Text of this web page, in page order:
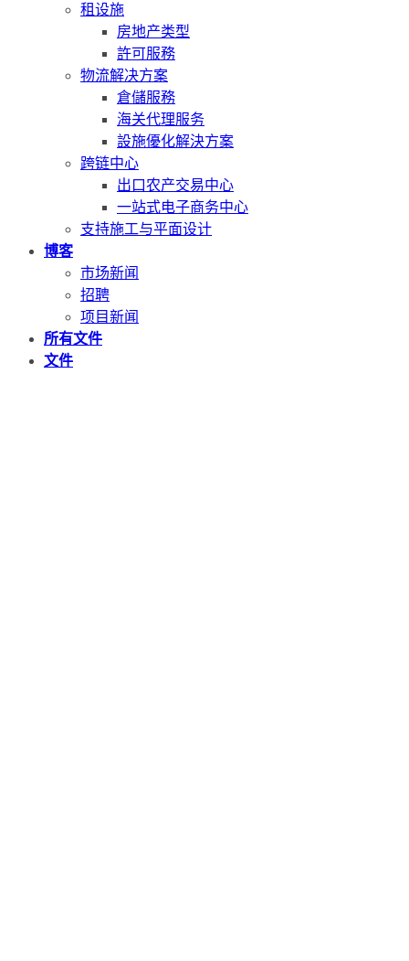
租设施
房地产类型
許可服務
物流解决方案
倉儲服務
海关代理服务
設施優化解決方案
跨链中心
出口农产交易中心
一站式电子商务中心
支持施工与平面设计
博客
市场新闻
招聘
项目新闻
所有文件
文件